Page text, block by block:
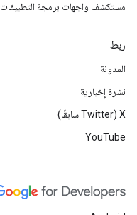
مستكشف واجهات برمجة التطبيقات
ربط
المدونة
نشرة إخبارية
‫X ‏(Twitter سابقًا)
YouTube